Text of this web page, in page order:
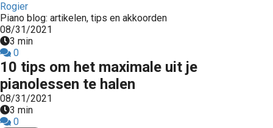
Rogier
Piano blog: artikelen, tips en akkoorden
08/31/2021
3 min
0
10 tips om het maximale uit je
pianolessen te halen
08/31/2021
3 min
0